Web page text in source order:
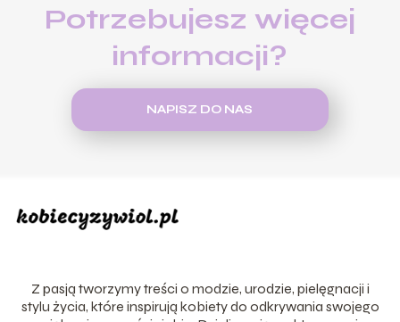
Potrzebujesz więcej
informacji?
NAPISZ DO NAS
Z pasją tworzymy treści o modzie, urodzie, pielęgnacji i
stylu życia, które inspirują kobiety do odkrywania swojego